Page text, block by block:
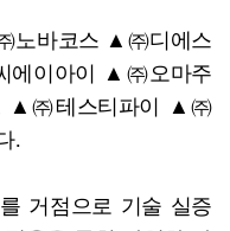
노바코스 ▲㈜디에스
이아이 ▲㈜오마주
▲㈜테스티파이 ▲㈜
.
거점으로 기술 실증